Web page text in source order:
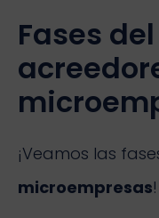
Fases
¡Veamos las
microempresas!